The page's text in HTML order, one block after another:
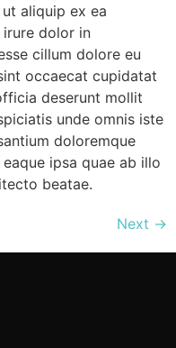
aliquip ex ea
dolor in
cillum dolore eu
occaecat cupidatat
deserunt mollit
unde omnis iste
doloremque
ipsa quae ab illo
beatae.
Next →